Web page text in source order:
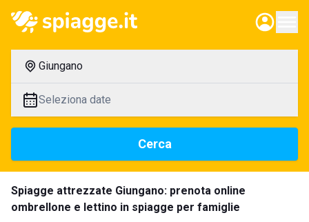
Giungano
Seleziona date
Cerca
Spiagge attrezzate Giungano: prenota online
ombrellone e lettino in spiagge per famiglie